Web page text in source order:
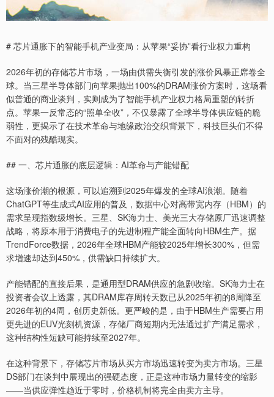
# 芯片通胀下的智能手机产业变局：从苹果“妥协”看行业权力重构
2026年初的存储芯片市场，一场由供需失衡引发的涨价风暴正席卷全
球。当三星半导体部门向苹果抛出100%的DRAM涨价方案时，这场看
似普通的商业谈判，实则成为了智能手机产业权力格局重塑的转折
点。苹果一反常态的“照单全收”，不仅暴露了全球半导体供应链的脆
弱性，更揭示了在技术革命与地缘政治交织背景下，科技巨头们不得
不面对的残酷现实。
## 一、芯片通胀的底层逻辑：AI革命与产能错配
这场涨价潮的根源，可以追溯到2025年爆发的全球AI浪潮。随着
ChatGPT等生成式AI应用的普及，数据中心对高带宽内存（HBM）的
需求呈现指数级增长。三星、SK海力士、美光三大存储原厂迅速调整
战略，将原本用于消费电子的先进制程产能全面转向HBM生产。据
TrendForce数据，2026年全球HBM产能较2025年增长300%，但需
求增速却达到450%，供需缺口持续扩大。
产能错配的直接后果，是通用型DRAM供应的急剧收缩。SK海力士在
投资者会议上透露，其DRAM库存周转天数已从2025年初的8周降至
2026年初的4周，创历史新低。更严峻的是，由于HBM生产需要占用
更先进的EUV光刻机资源，存储厂商短期内无法通过扩产满足需求，
这种结构性短缺可能持续至2027年。
在这种背景下，存储芯片市场从买方市场迅速转变为卖方市场。三星
DS部门在谈判中展现出的强硬态度，正是这种市场力量转变的缩影
——当供应弹性趋近于零时，价格机制将完全由卖方主导。